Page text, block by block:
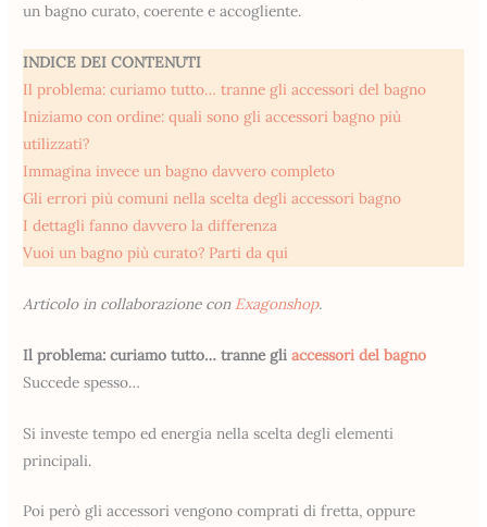
un bagno curato, coerente e accogliente.
INDICE DEI CONTENUTI
Il problema: curiamo tutto… tranne gli accessori del bagno
Iniziamo con ordine: quali sono gli accessori bagno più
utilizzati?
Immagina invece un bagno davvero completo
Gli errori più comuni nella scelta degli accessori bagno
I dettagli fanno davvero la differenza
Vuoi un bagno più curato? Parti da qui
Articolo in collaborazione con Exagonshop.
Il problema: curiamo tutto… tranne gliaccessori del bagno
Succede spesso…
Si investe tempo ed energia nella scelta degli elementi
principali.
Poi però gli accessori vengono comprati di fretta, oppure